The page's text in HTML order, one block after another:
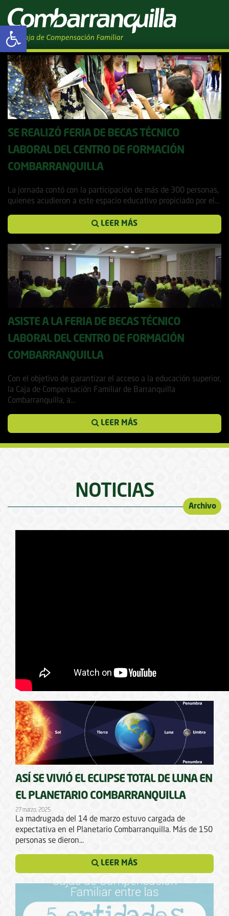
Abrir barra de herramientas
Tag Archives: Centro de
Formación
SE REALIZÓ FERIA DE BECAS TÉCNICO
LABORAL DEL CENTRO DE FORMACIÓN
COMBARRANQUILLA
La jornada contó con la participación de más de 300 personas,
quienes acudieron a este espacio educativo propiciado por el...
LEER MÁS
ASISTE A LA FERIA DE BECAS TÉCNICO
LABORAL DEL CENTRO DE FORMACIÓN
COMBARRANQUILLA
Con el objetivo de garantizar el acceso a la educación superior,
la Caja de Compensación Familiar de Barranquilla
Combarranquilla, a...
LEER MÁS
NOTICIAS
Archivo
ASÍ SE VIVIÓ EL ECLIPSE TOTAL DE LUNA EN
EL PLANETARIO COMBARRANQUILLA
27 marzo, 2025
La madrugada del 14 de marzo estuvo cargada de
expectativa en el Planetario Combarranquilla. Más de 150
personas se dieron...
LEER MÁS